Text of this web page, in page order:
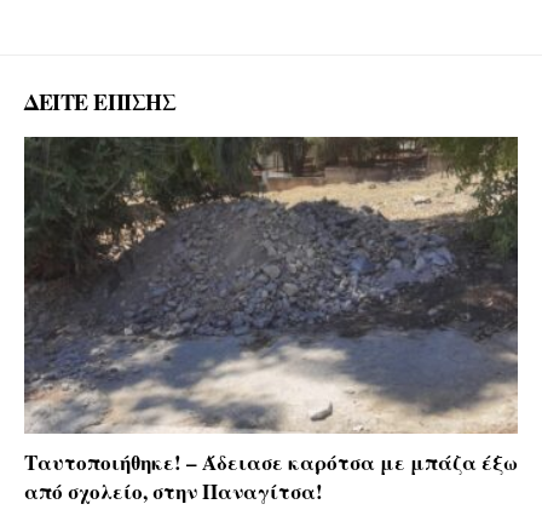
ΔΕΙΤΕ ΕΠΙΣΗΣ
Ταυτοποιήθηκε! – Άδειασε καρότσα με μπάζα έξω
από σχολείο, στην Παναγίτσα!